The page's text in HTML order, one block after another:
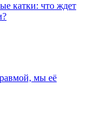
катки: что ждет
мы её